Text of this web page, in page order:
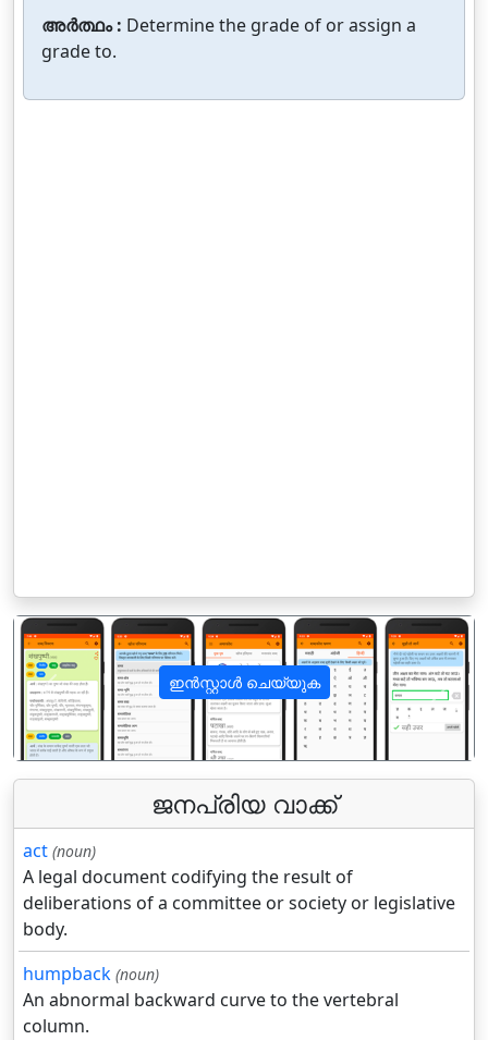
അർത്ഥം : Determine the grade of or assign a
grade to.
ഇൻസ്റ്റാൾ ചെയ്യുക
पिछला अगला
ജനപ്രിയ വാക്ക്
act (noun)
A legal document codifying the result of
deliberations of a committee or society or legislative
body.
humpback (noun)
An abnormal backward curve to the vertebral
column.